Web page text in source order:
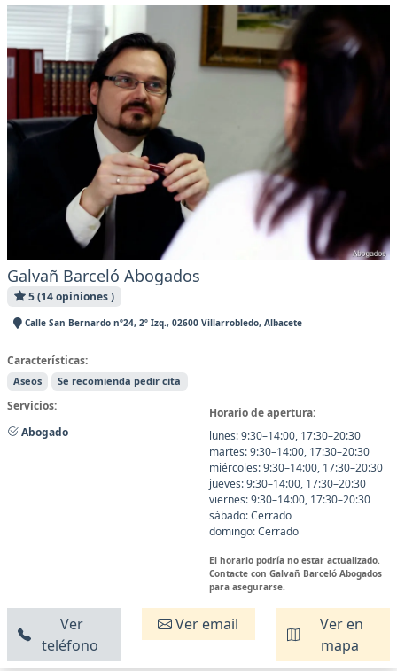
Galvañ Barceló Abogados
5 (14 opiniones )
Calle San Bernardo nº24, 2º Izq., 02600 Villarrobledo, Albacete
Características:
Aseos Se recomienda pedir cita
Servicios:
Abogado
Horario de apertura:
lunes: 9:30–14:00, 17:30–20:30
martes: 9:30–14:00, 17:30–20:30
miércoles: 9:30–14:00, 17:30–20:30
jueves: 9:30–14:00, 17:30–20:30
viernes: 9:30–14:00, 17:30–20:30
sábado: Cerrado
domingo: Cerrado
El horario podría no estar actualizado.
Contacte con Galvañ Barceló Abogados
para asegurarse.
Ver
teléfono
Ver email
Ver en
mapa